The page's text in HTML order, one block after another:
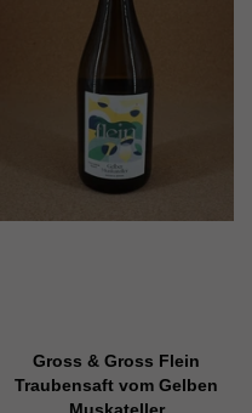
Gross & Gross Flein
Traubensaft vom Gelben